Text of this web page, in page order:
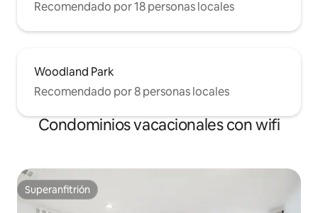
Recomendado por 18 personas locales
Woodland Park
Recomendado por 8 personas locales
Condominios vacacionales con wifi
Superanfitrión
Superanfitrión